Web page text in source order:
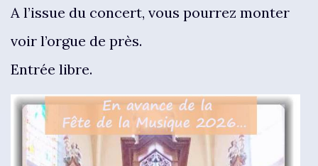
A l’issue du concert, vous pourrez monter
voir l’orgue de près.
Entrée libre.